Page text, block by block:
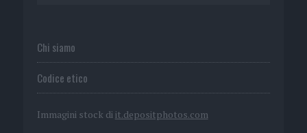
Chi siamo
Codice etico
Immagini stock di it.depositphotos.com